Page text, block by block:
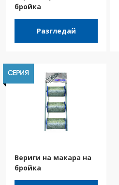
бройка
Разгледай
СЕРИЯ
Вериги на макара на
бройка